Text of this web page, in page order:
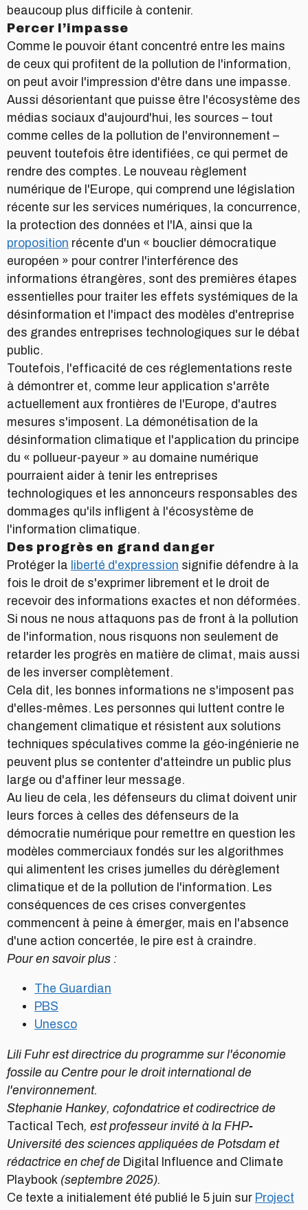
beaucoup plus difficile à contenir.
Percer l’impasse
Comme le pouvoir étant concentré entre les mains
de ceux qui profitent de la pollution de l'information,
on peut avoir l'impression d'être dans une impasse.
Aussi désorientant que puisse être l'écosystème des
médias sociaux d'aujourd'hui, les sources – tout
comme celles de la pollution de l'environnement –
peuvent toutefois être identifiées, ce qui permet de
rendre des comptes. Le nouveau règlement
numérique de l'Europe, qui comprend une législation
récente sur les services numériques, la concurrence,
la protection des données et l'IA, ainsi que la
proposition récente d'un « bouclier démocratique
européen » pour contrer l'interférence des
informations étrangères, sont des premières étapes
essentielles pour traiter les effets systémiques de la
désinformation et l'impact des modèles d'entreprise
des grandes entreprises technologiques sur le débat
public.
Toutefois, l'efficacité de ces réglementations reste
à démontrer et, comme leur application s'arrête
actuellement aux frontières de l'Europe, d'autres
mesures s'imposent. La démonétisation de la
désinformation climatique et l'application du principe
du « pollueur-payeur » au domaine numérique
pourraient aider à tenir les entreprises
technologiques et les annonceurs responsables des
dommages qu'ils infligent à l'écosystème de
l'information climatique.
Des progrès en grand danger
Protéger la liberté d'expression signifie défendre à la
fois le droit de s'exprimer librement et le droit de
recevoir des informations exactes et non déformées.
Si nous ne nous attaquons pas de front à la pollution
de l'information, nous risquons non seulement de
retarder les progrès en matière de climat, mais aussi
de les inverser complètement.
Cela dit, les bonnes informations ne s'imposent pas
d'elles-mêmes. Les personnes qui luttent contre le
changement climatique et résistent aux solutions
techniques spéculatives comme la géo-ingénierie ne
peuvent plus se contenter d'atteindre un public plus
large ou d'affiner leur message.
Au lieu de cela, les défenseurs du climat doivent unir
leurs forces à celles des défenseurs de la
démocratie numérique pour remettre en question les
modèles commerciaux fondés sur les algorithmes
qui alimentent les crises jumelles du dérèglement
climatique et de la pollution de l'information. Les
conséquences de ces crises convergentes
commencent à peine à émerger, mais en l'absence
d'une action concertée, le pire est à craindre.
Pour en savoir plus :
The Guardian
PBS
Unesco
Lili Fuhr est directrice du programme sur l'économie
fossile au Centre pour le droit international de
l'environnement.
Stephanie Hankey, cofondatrice et codirectrice de
Tactical Tech, est professeur invité à la FHP-
Université des sciences appliquées de Potsdam et
rédactrice en chef de Digital Influence and Climate
Playbook (septembre 2025).
Ce texte a initialement été publié le 5 juin sur Project